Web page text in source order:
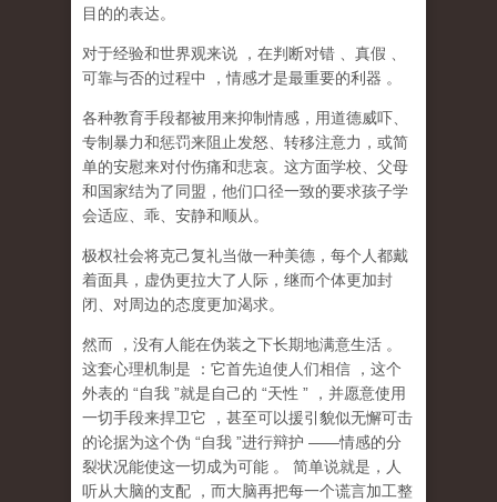
目的的表达。
对于经验和世界观来说 ，在判断对错 、真假
可靠与否的过程中
，情感才是最重要的利器 。
各种教育手段都被用来抑制情感，用道德威吓、
专制暴力和惩罚来阻止发怒、转移注意力，或简
单的安慰来对付伤痛和悲哀。这方面学校、父母
和国家结为了同盟，他们口径一致的要求孩子学
会适应、乖、安静和顺从。
极权社会将克己复礼当做一种美德，每个人都戴
着面具，虚伪更拉大了人际，继而个体更加封
闭、对周边的态度更加渴求。
然而 ，没有人能在伪装之下长期地满意生活 。
这套心理机制是
：它首先迫使人们相信
，这个
外表的 “自我 ”就是自己的 “天性 ”
，并愿意使用
一切手段来捍卫它
，甚至可以援引貌似无懈可击
的论据为这个伪 “自我 ”进行辩护 ——情感的分
裂状况能使这一切成为可能 。 简单说就是， 人
听从大脑的支配
，而大脑再把每一个谎言加工整